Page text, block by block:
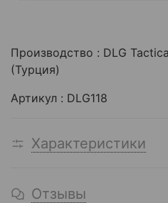
Производство : DLG
(Турция)
Артикул : DLG118
Характеристики
Отзывы